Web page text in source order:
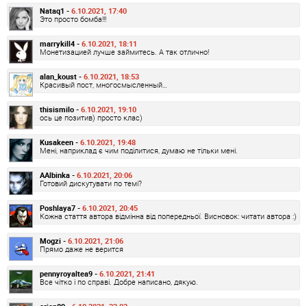
Nataq1 - 6.10.2021, 17:40
Это просто бомба!!!
marrykill4 - 6.10.2021, 18:11
Монетизацией лучше займитесь. А так отлично!
alan_koust - 6.10.2021, 18:53
Красивый пост, многосмысленный…
thisismilo - 6.10.2021, 19:10
ось це позитив) просто клас)
Kusakeen - 6.10.2021, 19:48
Мені, наприклад є чим поділитися, думаю не тільки мені.
AAlbinka - 6.10.2021, 20:06
Готовий дискутувати по темі?
Poshlaya7 - 6.10.2021, 20:45
Кожна стаття автора відмінна від попередньої. Висновок: читати автора :)
Mogzi - 6.10.2021, 21:06
Прямо даже не верится
pennyroyaltea9 - 6.10.2021, 21:41
Все чітко і по справі. Добре написано, дякую.